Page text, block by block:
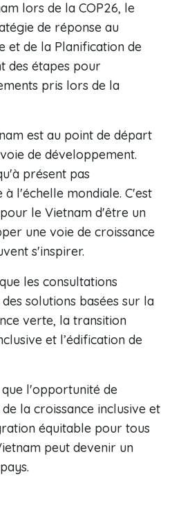
lors de la COP26, le
de réponse au
et de la Planification de
des étapes pour
pris lors de la
est au point de départ
de développement.
présent pas
l'échelle mondiale. C'est
le Vietnam d'être un
une voie de croissance
s'inspirer.
les consultations
solutions basées sur la
verte, la transition
et l’édification de
l'opportunité de
la croissance inclusive et
équitable pour tous
peut devenir un